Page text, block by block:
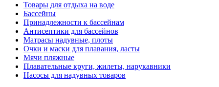
Товары для отдыха на воде
Бассейны
Принадлежности к бассейнам
Антисептики для бассейнов
Матраcы надувные, плоты
Очки и маски для плавания, ласты
Мячи пляжные
Плавательные круги, жилеты, нарукавники
Насосы для надувных товаров